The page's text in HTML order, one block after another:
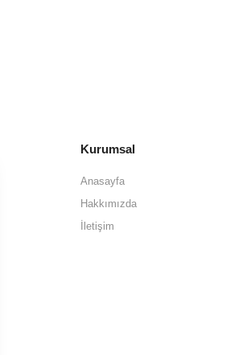
Kurumsal
Anasayfa
Hakkımızda
İletişim